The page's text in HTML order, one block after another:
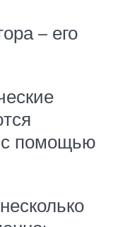
– его
с помощью